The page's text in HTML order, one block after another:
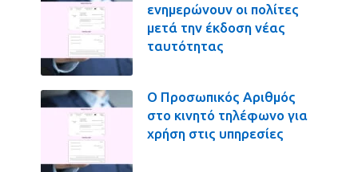
ενημερώνουν οι πολίτες
μετά την έκδοση νέας
ταυτότητας
Ο Προσωπικός Αριθμός
στο κινητό τηλέφωνο για
χρήση στις υπηρεσίες